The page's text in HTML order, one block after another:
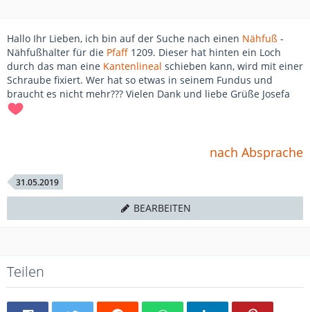
Hallo Ihr Lieben, ich bin auf der Suche nach einen Nähfuß -
Nähfußhalter für die Pfaff 1209. Dieser hat hinten ein Loch
durch das man eine Kantenlineal schieben kann, wird mit einer
Schraube fixiert. Wer hat so etwas in seinem Fundus und
braucht es nicht mehr??? Vielen Dank und liebe Grüße Josefa
nach Absprache
31.05.2019
BEARBEITEN
Teilen